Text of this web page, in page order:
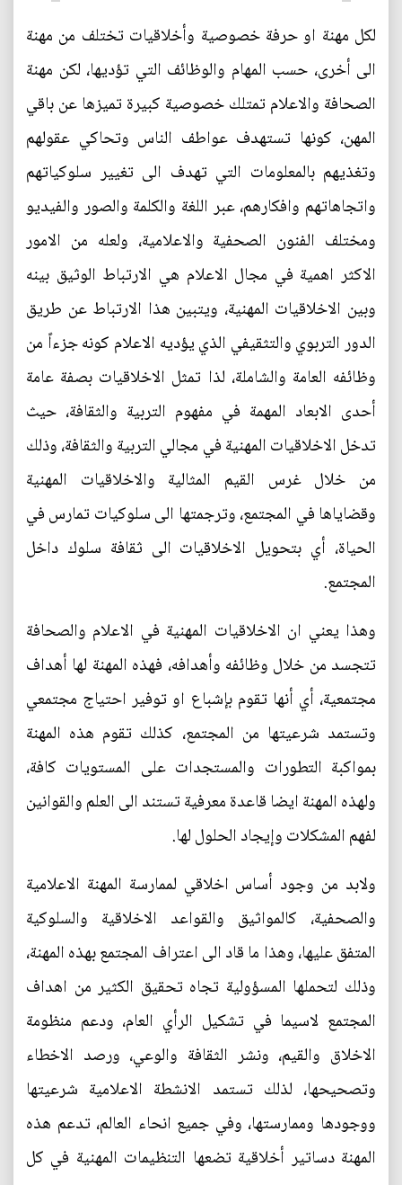
لكل مهنة او حرفة خصوصية وأخلاقيات تختلف من مهنة
الى أخرى، حسب المهام والوظائف التي تؤديها، لكن مهنة
الصحافة والاعلام تمتلك خصوصية كبيرة تميزها عن باقي
المهن، كونها تستهدف عواطف الناس وتحاكي عقولهم
وتغذيهم بالمعلومات التي تهدف الى تغيير سلوكياتهم
واتجاهاتهم وافكارهم، عبر اللغة والكلمة والصور والفيديو
ومختلف الفنون الصحفية والاعلامية، ولعله من الامور
الاكثر اهمية في مجال الاعلام هي الارتباط الوثيق بينه
وبين الاخلاقيات المهنية، ويتبين هذا الارتباط عن طريق
الدور التربوي والتثقيفي الذي يؤديه الاعلام كونه جزءاً من
وظائفه العامة والشاملة، لذا تمثل الاخلاقيات بصفة عامة
أحدى الابعاد المهمة في مفهوم التربية والثقافة، حيث
تدخل الاخلاقيات المهنية في مجالي التربية والثقافة، وذلك
من خلال غرس القيم المثالية والاخلاقيات المهنية
وقضاياها في المجتمع، وترجمتها الى سلوكيات تمارس في
الحياة، أي بتحويل الاخلاقيات الى ثقافة سلوك داخل
المجتمع.
وهذا يعني ان الاخلاقيات المهنية في الاعلام والصحافة
تتجسد من خلال وظائفه وأهدافه، فهذه المهنة لها أهداف
مجتمعية، أي أنها تقوم بإشباع او توفير احتياج مجتمعي
وتستمد شرعيتها من المجتمع، كذلك تقوم هذه المهنة
بمواكبة التطورات والمستجدات على المستويات كافة،
ولهذه المهنة ايضا قاعدة معرفية تستند الى العلم والقوانين
لفهم المشكلات وإيجاد الحلول لها.
ولابد من وجود أساس اخلاقي لممارسة المهنة الاعلامية
والصحفية، كالمواثيق والقواعد الاخلاقية والسلوكية
المتفق عليها، وهذا ما قاد الى اعتراف المجتمع بهذه المهنة،
وذلك لتحملها المسؤولية تجاه تحقيق الكثير من اهداف
المجتمع لاسيما في تشكيل الرأي العام، ودعم منظومة
الاخلاق والقيم، ونشر الثقافة والوعي، ورصد الاخطاء
وتصحيحها، لذلك تستمد الانشطة الاعلامية شرعيتها
ووجودها وممارستها، وفي جميع انحاء العالم، تدعم هذه
المهنة دساتير أخلاقية تضعها التنظيمات المهنية في كل